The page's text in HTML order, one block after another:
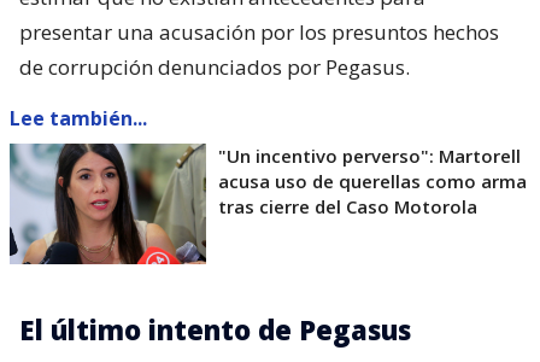
presentar una acusación por los presuntos hechos
de corrupción denunciados por Pegasus.
Lee también...
"Un incentivo perverso": Martorell
acusa uso de querellas como arma
tras cierre del Caso Motorola
El último intento de Pegasus